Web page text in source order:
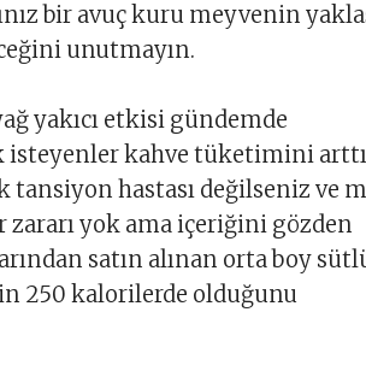
bir avuç kuru meyvenin
unutmayın.
yakıcı etkisi gündemde
kahve tüketimini
tansiyon hastası değilseniz ve
yok ama içeriğini gözden
satın alınan orta boy
250 kalorilerde olduğunu